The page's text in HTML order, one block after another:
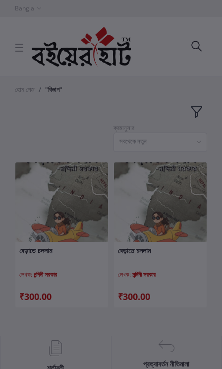
Bangla
হোম পেজ "বিভাগ"
ক্রমানুসার
সবথেকে নতুন
কার্টে যোগ করুন
বেড়াতে চললাম
লেখক: নন্দিনী সরকার
₹300.00
কার্টে যোগ করুন
বেড়াতে চললাম
লেখক: নন্দিনী সরকার
₹300.00
প্রত্যাবর্তন নীতিমালা